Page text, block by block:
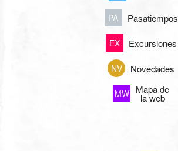
PA Pasatiempos
EX Excursiones
NV Novedades
MW Mapa de
la web